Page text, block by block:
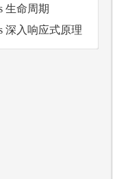
生命周期
深入响应式原理